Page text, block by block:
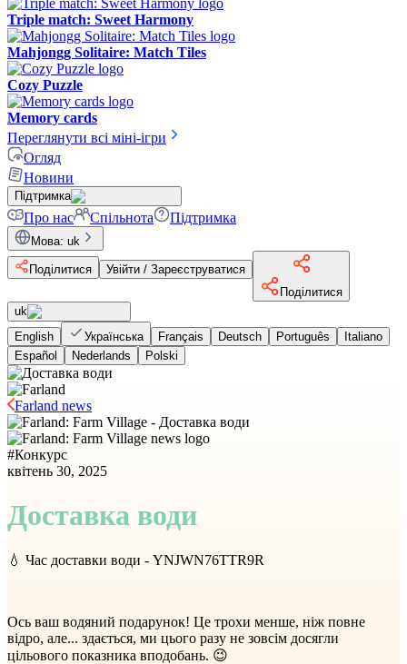
Triple match: Sweet Harmony
Mahjongg Solitaire: Match Tiles
Cozy Puzzle
Memory cards
Переглянути всі міні-ігри
Огляд
Новини
Підтримка
Про нас Спільнота Підтримка
Мова: uk
Поділитися
Увійти / Зареєструватися
Поділитися
uk
English
Українська Français Deutsch Português
Italiano
Español
Nederlands Polski
Farland news
#Конкурс
квітень 30, 2025
Доставка води
💧 Час доставки води - YNJWN76TTR9R
Ось ваш водяний подарунок! Це трохи менше, ніж повне
відро, але... здається, ми цього разу не зовсім досягли
цільового показника вподобань. 😉